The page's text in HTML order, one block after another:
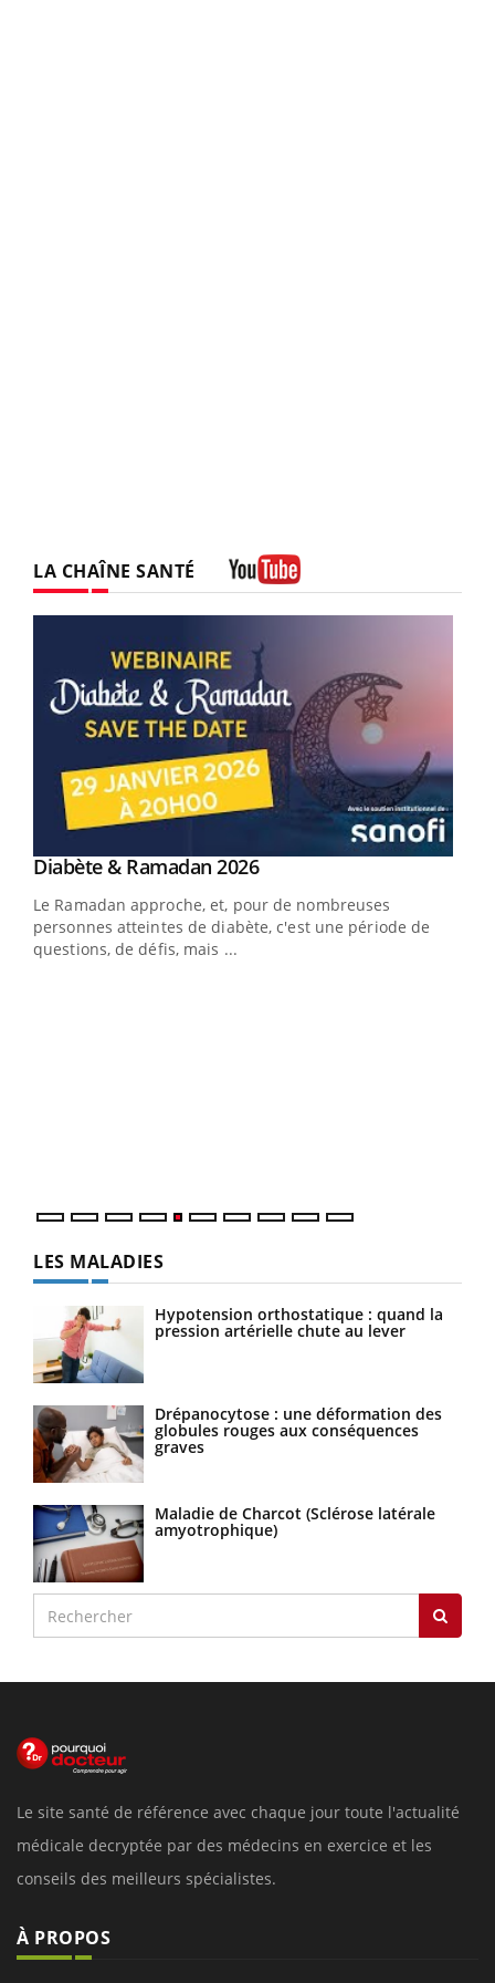
LA CHAÎNE SANTÉ
Youtube
Diabète & Ramadan 2026Youtube
Le Ramadan approche, et, pour de nombreuses
personnes atteintes de diabète, c'est une période de
questions, de défis, mais ...
Youtube
Un « jumeau numérique » pour faciliter l’accès
Un établissement lié à un groupe mutualiste innove en
matière de bilan de santé : l'utilisation d'un « jumeau
LES MALADIES
Hypotension orthostatique : quand la
pression artérielle chute au lever
Drépanocytose : une déformation des
globules rouges aux conséquences
graves
Maladie de Charcot (Sclérose latérale
amyotrophique)
Le site santé de référence avec chaque jour toute l'actualité
médicale decryptée par des médecins en exercice et les
conseils des meilleurs spécialistes.
À PROPOS